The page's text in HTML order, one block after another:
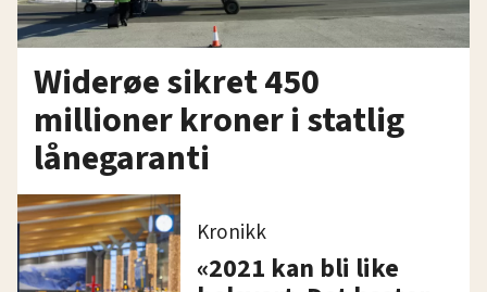
Widerøe sikret 450
millioner kroner i statlig
lånegaranti
Kronikk
«2021 kan bli like